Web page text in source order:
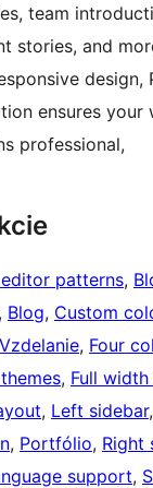
team
stories, and
design,
ensures your
professional,
patterns,
, Blog, Custom
Vzdelanie, Four
, Full
, Left sidebar,
, Portfólio, Right
support,